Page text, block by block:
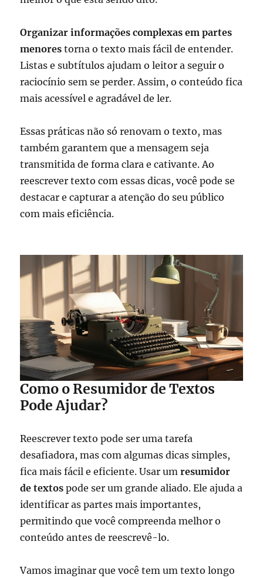
Organizar informações complexas em partes
menores torna o texto mais fácil de entender.
Listas e subtítulos ajudam o leitor a seguir o
raciocínio sem se perder. Assim, o conteúdo fica
mais acessível e agradável de ler.
Essas práticas não só renovam o texto, mas
também garantem que a mensagem seja
transmitida de forma clara e cativante. Ao
reescrever texto com essas dicas, você pode se
destacar e capturar a atenção do seu público
com mais eficiência.
Como o Resumidor de Textos
Pode Ajudar?
Reescrever texto pode ser uma tarefa
desafiadora, mas com algumas dicas simples,
fica mais fácil e eficiente. Usar umresumidor
de textos pode ser um grande aliado. Ele ajuda a
identificar as partes mais importantes,
permitindo que você compreenda melhor o
conteúdo antes de reescrevê-lo.
Vamos imaginar que você tem um texto longo